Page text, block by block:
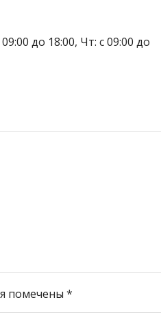
до 18:00, Чт: с 09:00 до
помечены *